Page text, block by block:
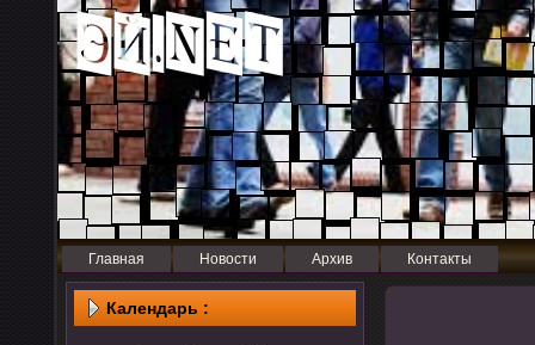
Главная Новости Архив Контакты
Календарь :